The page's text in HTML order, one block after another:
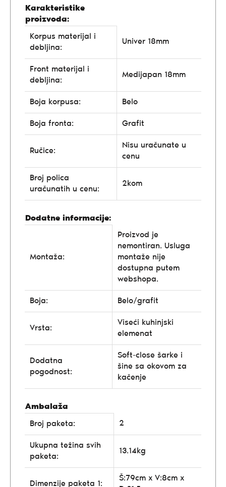
Karakteristike
proizvoda:
Korpus materijal i
debljina:
Univer 18mm
Front materijal i
debljina:
Medijapan 18mm
Boja korpusa: Belo
Boja fronta: Grafit
Ručice:
Nisu uračunate u
cenu
Broj polica
uračunatih u cenu:
2kom
Dodatne informacije:
Montaža:
Proizvod je
nemontiran. Usluga
montaže nije
dostupna putem
webshopa.
Boja: Belo/grafit
Vrsta:
Viseći kuhinjski
elemenat
Dodatna
pogodnost:
Soft-close šarke i
šine sa okovom za
kačenje
Ambalaža
Broj paketa:
2
Ukupna težina svih
paketa:
13.14kg
Dimenzije paketa 1:
Š:79cm x V:8cm x